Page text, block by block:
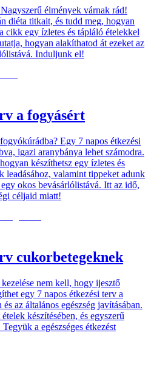
élmények várnak rád!
diéta titkait, és tudd meg, hogyan
cikk egy ízletes és tápláló ételekkel
hogyan alakíthatod át ezeket az
Induljunk el!
a fogyásért
Egy 7 napos étkezési
igazi aranybánya lehet számodra.
készíthetsz egy ízletes és
leadásához, valamint tippeket adunk
okos bevásárlólistává. Itt az idő,
céljaid miatt!
cukorbetegeknek
nem kell, hogy ijesztő
egy 7 napos étkezési terv a
az általános egészség javításában.
készítésében, és egyszerű
a egészséges étkezést